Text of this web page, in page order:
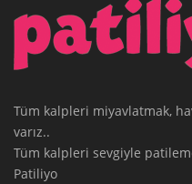
Tüm kalpleri miyavlatmak,
varız..
Tüm kalpleri sevgiyle
Patiliyo